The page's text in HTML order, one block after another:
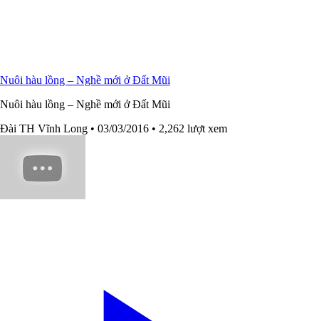
Nuôi hàu lồng – Nghề mới ở Đất Mũi
Nuôi hàu lồng – Nghề mới ở Đất Mũi
Đài TH Vĩnh Long • 03/03/2016 • 2,262 lượt xem